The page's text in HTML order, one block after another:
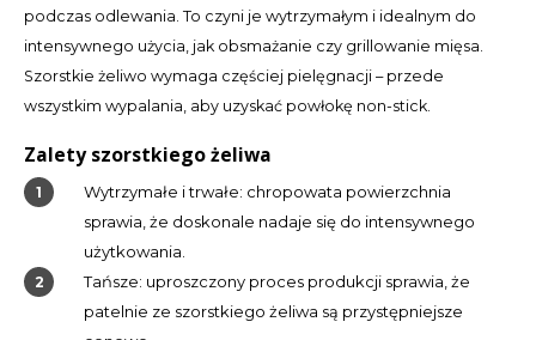
podczas odlewania. To czyni je wytrzymałym i idealnym do
intensywnego użycia, jak obsmażanie czy grillowanie mięsa.
Szorstkie żeliwo wymaga częściej pielęgnacji – przede
wszystkim wypalania, aby uzyskać powłokę non-stick.
Zalety szorstkiego żeliwa
Wytrzymałe i trwałe: chropowata powierzchnia
sprawia, że doskonale nadaje się do intensywnego
użytkowania.
Tańsze: uproszczony proces produkcji sprawia, że
patelnie ze szorstkiego żeliwa są przystępniejsze